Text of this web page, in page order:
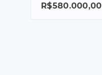
R$580.000,00